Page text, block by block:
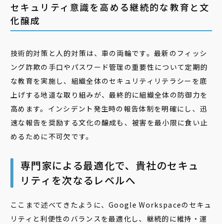
セキュリティ意識を高める継続的な教育と文
化醸成
技術的対策と人的対策は、車の両輪です。最新のフィッシ
ング詐欺の手口やパスワード管理の重要性について定期的
な教育を実施し、組織全体のセキュリティリテラシーを底
上げする地道な取り組みが、最終的に組織全体の防御力を
高めます。インシデント発生時の報告体制を明確にし、迅
速な報告を奨励する文化の醸成も、被害を最小限に食い止
めるために不可欠です。
専門家による最適化で、貴社のセキュ
リティを次なるレベルへ
ここまで述べてきたように、Google Workspaceのセキュ
リティと利便性のバランスを最適化し、継続的に維持・運